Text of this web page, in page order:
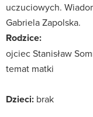
uczuciowych.
Gabriela Zapolska.
Rodzice:
ojciec Stanisław
temat matki
Dzieci: brak